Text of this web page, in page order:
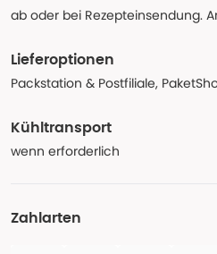
ab oder bei Rezepteinsendung.
Lieferoptionen
Packstation & Postfiliale,
Kühltransport
wenn erforderlich
Zahlarten